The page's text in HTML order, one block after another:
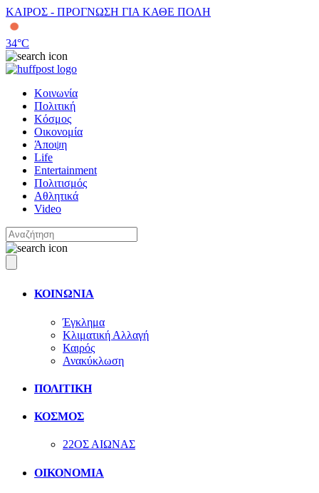
ΚΑΙΡΟΣ - ΠΡΟΓΝΩΣΗ ΓΙΑ ΚΑΘΕ ΠΟΛΗ
34°C
Κοινωνία
Πολιτική
Κόσμος
Οικονομία
Άποψη
Life
Entertainment
Πολιτισμός
Αθλητικά
Video
ΚΟΙΝΩΝΙΑ
Έγκλημα
Κλιματική Αλλαγή
Καιρός
Ανακύκλωση
ΠΟΛΙΤΙΚΗ
ΚΟΣΜΟΣ
22ΟΣ ΑΙΩΝΑΣ
ΟΙΚΟΝΟΜΙΑ